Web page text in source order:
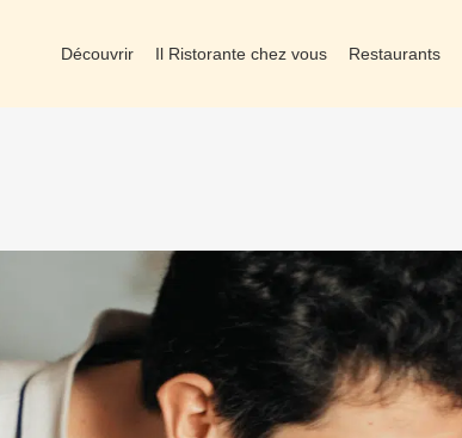
Découvrir Il Ristorante chez vous Restaurants